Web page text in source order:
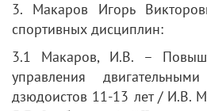
3. Макаров Игорь
спортивных дисциплин:
3.1 Макаров, И.В. –
управления
дзюдоистов 11-13 лет / И.В.